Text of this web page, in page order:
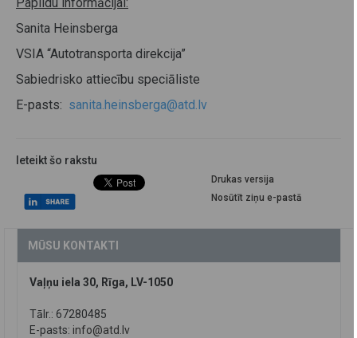
Papildu informācijai:
Sanita Heinsberga
VSIA “Autotransporta direkcija”
Sabiedrisko attiecību speciāliste
E-pasts: sanita.heinsberga@atd.lv
Ieteikt šo rakstu
Drukas versija
Nosūtīt ziņu e-pastā
MŪSU KONTAKTI
Vaļņu iela 30, Rīga, LV-1050
Tālr.: 67280485
E-pasts: info@atd.lv